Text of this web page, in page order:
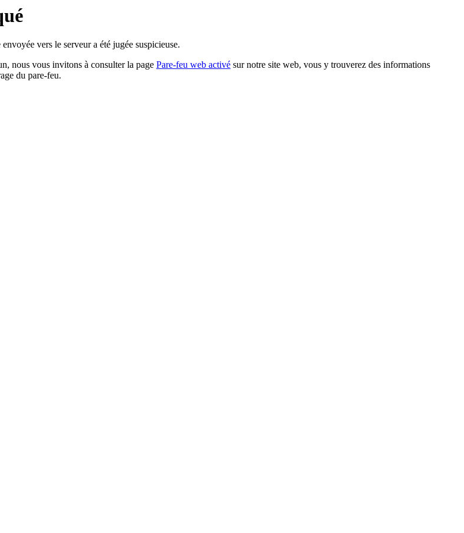
vers le serveur a été jugée suspicieuse.
nous vous invitons à consulter la page Pare-feu web activé sur notre site web, vous y trouverez des informations
du pare-feu.